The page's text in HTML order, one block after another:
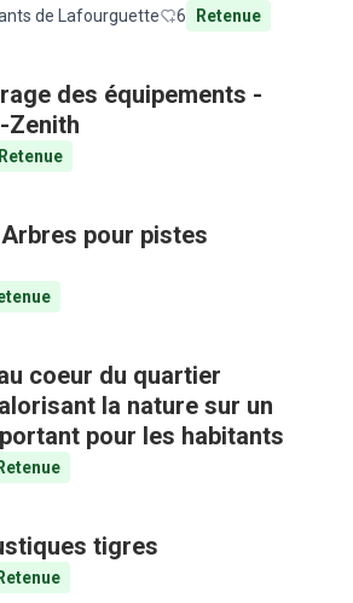
de Lafourguette 6 Retenue
des équipements -
Zenith
Retenue
pour pistes
coeur du quartier
la nature sur un
pour les habitants
Retenue
tigres
Retenue